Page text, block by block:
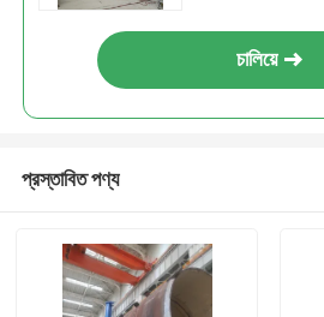
চালিয়ে
প্রস্তাবিত পণ্য